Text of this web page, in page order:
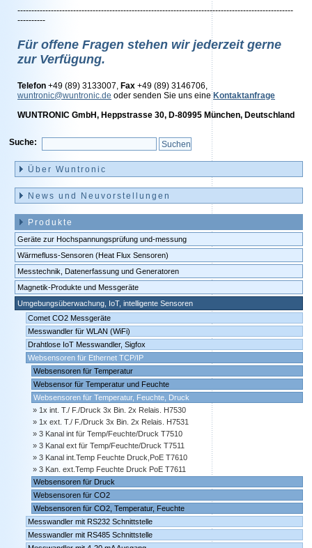
---------------------------------------------------------------------------------------------------
----------
Für offene Fragen stehen wir jederzeit gerne
zur Verfügung.
Telefon +49 (89) 3133007, Fax +49 (89) 3146706,
wuntronic@wuntronic.de oder senden Sie uns eine Kontaktanfrage
WUNTRONIC GmbH, Heppstrasse 30, D-80995 München, Deutschland
Suche:
überspringen
Über Wuntronic
News und Neuvorstellungen
Produkte
Geräte zur Hochspannungsprüfung und-messung
Wärmefluss-Sensoren (Heat Flux Sensoren)
Messtechnik, Datenerfassung und Generatoren
Magnetik-Produkte und Messgeräte
Umgebungsüberwachung, IoT, intelligente Sensoren
Comet CO2 Messgeräte
Messwandler für WLAN (WiFi)
Drahtlose IoT Messwandler, Sigfox
Websensoren für Ethernet TCP/IP
Websensoren für Temperatur
Websensor für Temperatur und Feuchte
Websensoren für Temperatur, Feuchte, Druck
1x int. T./ F./Druck 3x Bin. 2x Relais. H7530
1x ext. T./ F./Druck 3x Bin. 2x Relais. H7531
3 Kanal int für Temp/Feuchte/Druck T7510
3 Kanal ext für Temp/Feuchte/Druck T7511
3 Kanal int.Temp Feuchte Druck,PoE T7610
3 Kan. ext.Temp Feuchte Druck PoE T7611
Websensoren für Druck
Websensoren für CO2
Websensoren für CO2, Temperatur, Feuchte
Messwandler mit RS232 Schnittstelle
Messwandler mit RS485 Schnittstelle